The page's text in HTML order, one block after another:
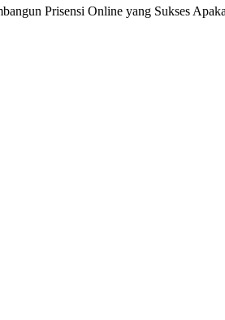
Prisensi Online yang Sukses